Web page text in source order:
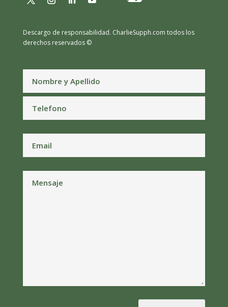
Descargo de responsabilidad. CharlieSupph.com todos los
derechos reservados ©